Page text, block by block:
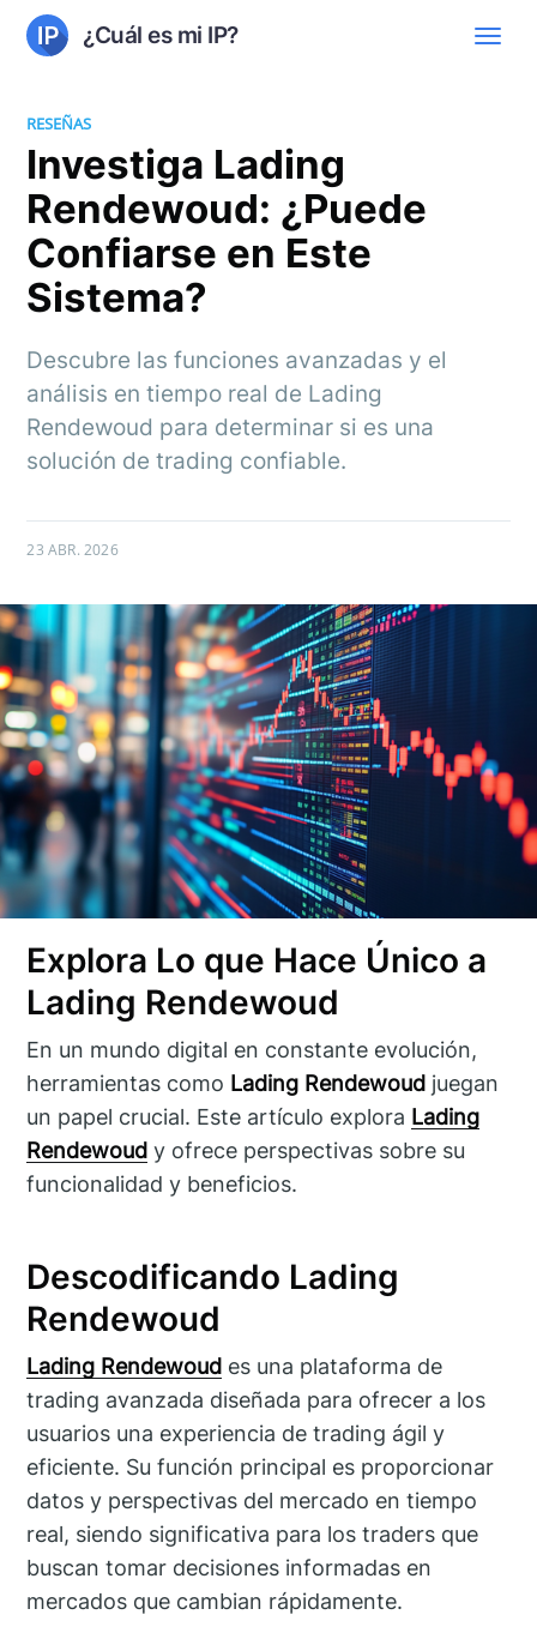
¿Cuál es mi IP?
RESEÑAS
Investiga Lading
Rendewoud: ¿Puede
Confiarse en Este
Sistema?
Descubre las funciones avanzadas y el
análisis en tiempo real de Lading
Rendewoud para determinar si es una
solución de trading confiable.
23 ABR. 2026
Explora Lo que Hace Único a
Lading Rendewoud
En un mundo digital en constante evolución,
herramientas como Lading Rendewoud juegan
un papel crucial. Este artículo explora Lading
Rendewoud y ofrece perspectivas sobre su
funcionalidad y beneficios.
Descodificando Lading
Rendewoud
Lading Rendewoud es una plataforma de
trading avanzada diseñada para ofrecer a los
usuarios una experiencia de trading ágil y
eficiente. Su función principal es proporcionar
datos y perspectivas del mercado en tiempo
real, siendo significativa para los traders que
buscan tomar decisiones informadas en
mercados que cambian rápidamente.